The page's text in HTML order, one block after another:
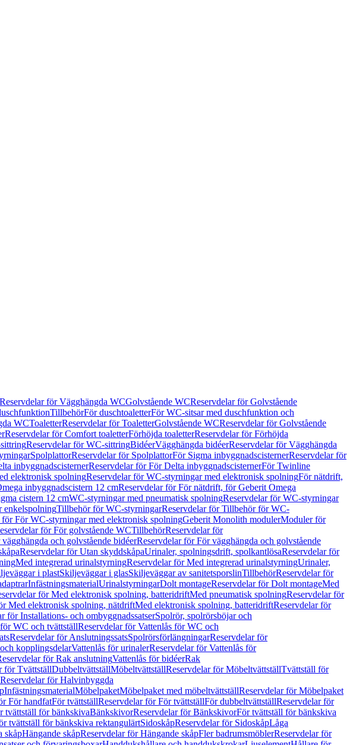
Reservdelar för Vägghängda WCGolvstående WCReservdelar för Golvstående
TillbehörFör duschtoaletterFör WC-sitsar med duschfunktion och
WCToaletterReservdelar för ToaletterGolvstående WCReservdelar för Golvstående
Reservdelar för Comfort toaletterFörhöjda toaletterReservdelar för Förhöjda
Reservdelar för WC-sittringBidéerVägghängda bidéerReservdelar för Vägghängda
SpolplattorReservdelar för SpolplattorFör Sigma inbyggnadscisternerReservdelar för
inbyggnadscisternerReservdelar för För Delta inbyggnadscisternerFör Twinline
elektronisk spolningReservdelar för WC-styrningar med elektronisk spolningFör nätdrift,
inbyggnadscistern 12 cmReservdelar för För nätdrift, för Geberit Omega
cistern 12 cmWC-styrningar med pneumatisk spolningReservdelar för WC-styrningar
enkelspolningTillbehör för WC-styrningarReservdelar för Tillbehör för WC-
för För WC-styrningar med elektronisk spolningGeberit Monolith modulerModuler för
för För golvstående WCTillbehörReservdelar för
vägghängda och golvstående bidéerReservdelar för För vägghängda och golvstående
Reservdelar för Utan skyddskåpaUrinaler, spolningsdrift, spolkantlösaReservdelar för
Med integrerad urinalstyrningReservdelar för Med integrerad urinalstyrningUrinaler,
i plastSkiljeväggar i glasSkiljeväggar av sanitetsporslinTillbehörReservdelar för
InfästningsmaterialUrinalstyrningarDolt montageReservdelar för Dolt montageMed
för Med elektronisk spolning, batteridriftMed pneumatisk spolningReservdelar för
Med elektronisk spolning, nätdriftMed elektronisk spolning, batteridriftReservdelar för
för Installations- och ombyggnadssatserSpolrör, spolrörsböjar och
WC och tvättställReservdelar för Vattenlås för WC och
Reservdelar för AnslutningssatsSpolrörsförlängningarReservdelar för
kopplingsdelarVattenlås för urinalerReservdelar för Vattenlås för
för Rak anslutningVattenlås för bidéerRak
för TvättställDubbeltvättställMöbeltvättställReservdelar för MöbeltvättställTvättställ för
Reservdelar för Halvinbyggda
InfästningsmaterialMöbelpaketMöbelpaket med möbeltvättställReservdelar för Möbelpaket
För handfatFör tvättställReservdelar för För tvättställFör dubbeltvättställReservdelar för
tvättställ för bänkskivaBänkskivorReservdelar för BänkskivorFör tvättställ för bänkskiva
tvättställ för bänkskiva rektangulärtSidoskåpReservdelar för SidoskåpLåga
skåpHängande skåpReservdelar för Hängande skåpFler badrumsmöblerReservdelar för